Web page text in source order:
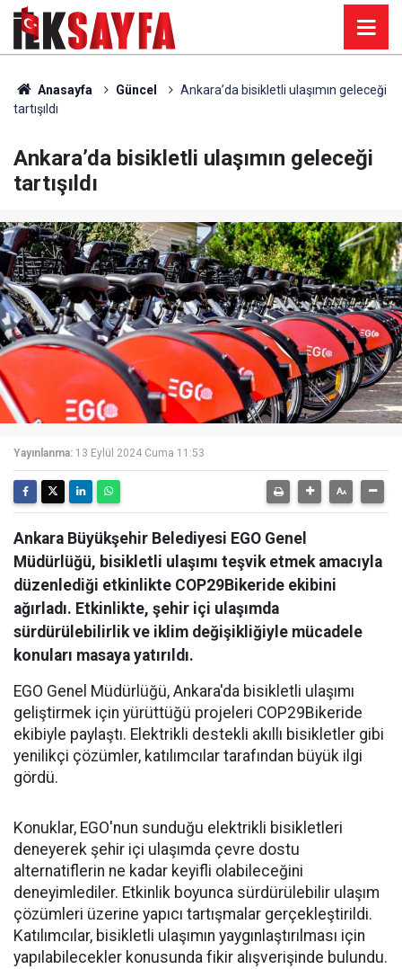
Anasayfa Güncel
Ankara’da bisikletli ulaşımın geleceği
tartışıldı
Ankara’da bisikletli ulaşımın geleceği
tartışıldı
Yayınlanma: 13 Eylül 2024 Cuma 11:53
Ankara Büyükşehir Belediyesi EGO Genel
Müdürlüğü, bisikletli ulaşımı teşvik etmek amacıyla
düzenlediği etkinlikte COP29Bikeride ekibini
ağırladı. Etkinlikte, şehir içi ulaşımda
sürdürülebilirlik ve iklim değişikliğiyle mücadele
konuları masaya yatırıldı.
EGO Genel Müdürlüğü, Ankara'da bisikletli ulaşımı
geliştirmek için yürüttüğü projeleri COP29Bikeride
ekibiyle paylaştı. Elektrikli destekli akıllı bisikletler gibi
yenilikçi çözümler, katılımcılar tarafından büyük ilgi
gördü.
Konuklar, EGO'nun sunduğu elektrikli bisikletleri
deneyerek şehir içi ulaşımda çevre dostu
alternatiflerin ne kadar keyifli olabileceğini
deneyimlediler. Etkinlik boyunca sürdürülebilir ulaşım
çözümleri üzerine yapıcı tartışmalar gerçekleştirildi.
Katılımcılar, bisikletli ulaşımın yaygınlaştırılması için
yapılabilecekler konusunda fikir alışverişinde bulundu.